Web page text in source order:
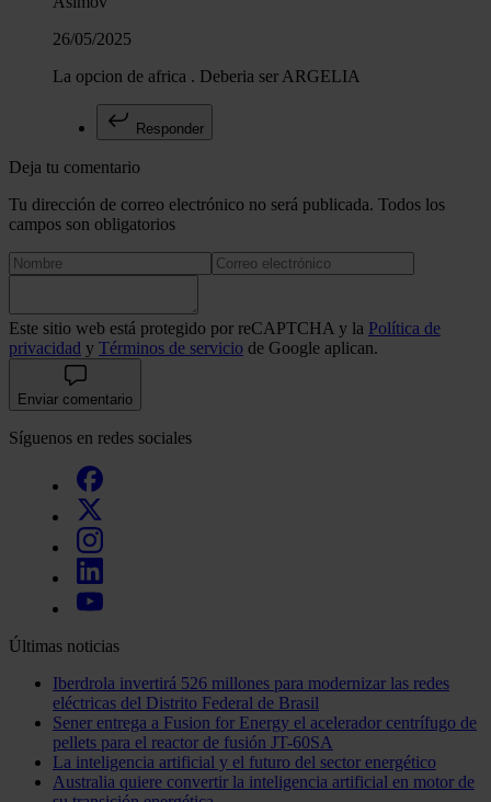
26/05/2025
La opcion de africa . Deberia ser ARGELIA
Responder
Deja tu comentario
Tu dirección de correo electrónico no será publicada. Todos los
campos son obligatorios
Este sitio web está protegido por reCAPTCHA y la Política de
privacidad y Términos de servicio de Google aplican.
Enviar comentario
Síguenos en redes sociales
Últimas noticias
Iberdrola invertirá 526 millones para modernizar las redes
eléctricas del Distrito Federal de Brasil
Sener entrega a Fusion for Energy el acelerador centrífugo de
pellets para el reactor de fusión JT-60SA
La inteligencia artificial y el futuro del sector energético
Australia quiere convertir la inteligencia artificial en motor de